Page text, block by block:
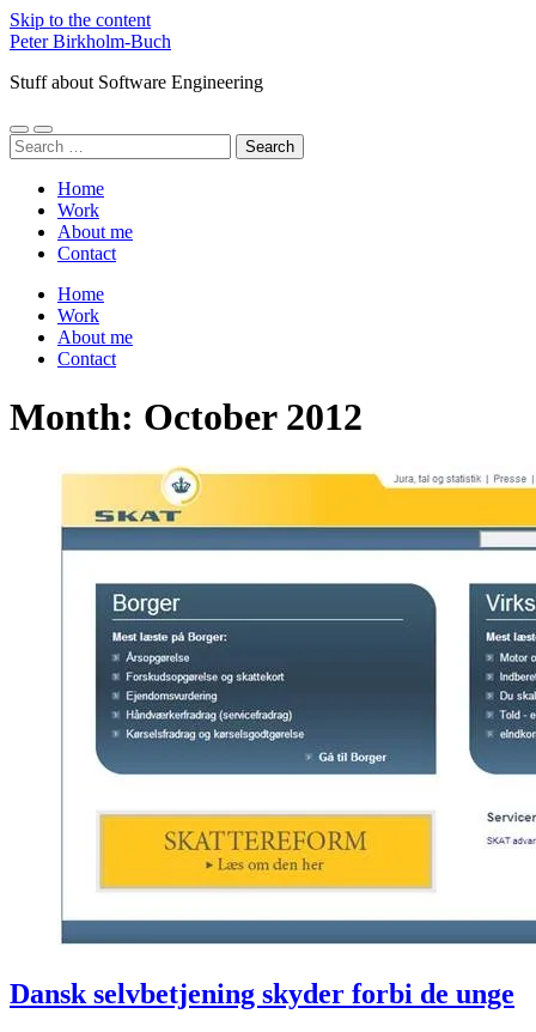
Skip to the content
Peter Birkholm-Buch
Stuff about Software Engineering
Toggle
mobile
Toggle
search
Search
for:
Home
Work
About me
Contact
Home
Work
About me
Contact
Month: October 2012
Dansk selvbetjening skyder forbi de unge